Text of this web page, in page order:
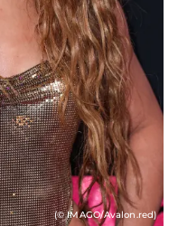
(© IMAGO/Avalon.red)